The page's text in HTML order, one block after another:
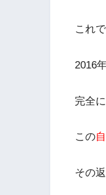
これ
2016
完全
この
その